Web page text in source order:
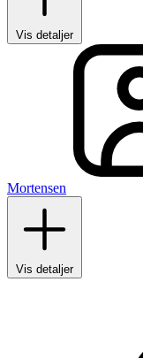
Vis detaljer
Mortensen
Vis detaljer